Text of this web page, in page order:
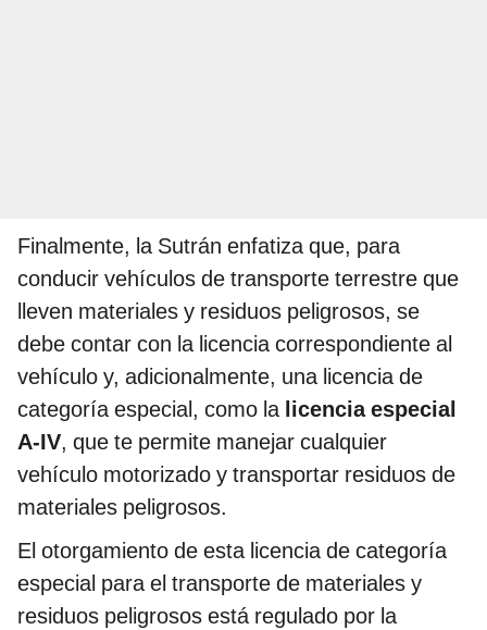
Finalmente, la Sutrán enfatiza que, para
conducir vehículos de transporte terrestre que
lleven materiales y residuos peligrosos, se
debe contar con la licencia correspondiente al
vehículo y, adicionalmente, una licencia de
categoría especial, como la licencia especial
A-IV, que te permite manejar cualquier
vehículo motorizado y transportar residuos de
materiales peligrosos.
El otorgamiento de esta licencia de categoría
especial para el transporte de materiales y
residuos peligrosos está regulado por la